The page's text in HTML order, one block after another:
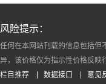
风险提示：
任何在本网站刊载的信息包括但
异，该价格仅为指示性价格反映
栏目推荐
数据接口 意见